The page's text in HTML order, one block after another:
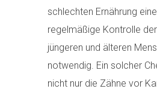
schlechten Ernährung
regelmäßige Kontrolle
jüngeren und älteren
notwendig. Ein solcher
nicht nur die Zähne vor